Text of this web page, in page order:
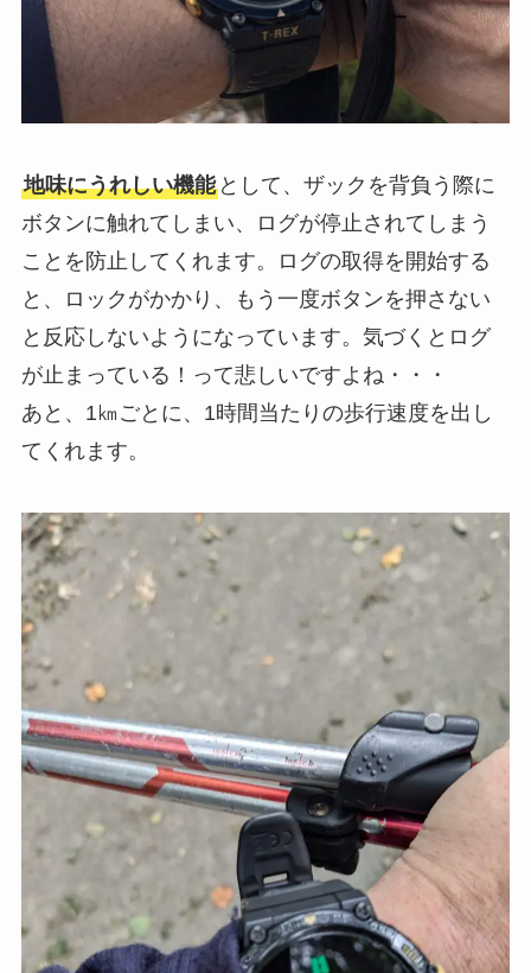
地味にうれしい機能として、ザックを背負う際に
ボタンに触れてしまい、ログが停止されてしまう
ことを防止してくれます。ログの取得を開始する
と、ロックがかかり、もう一度ボタンを押さない
と反応しないようになっています。気づくとログ
が止まっている！って悲しいですよね・・・
あと、1㎞ごとに、1時間当たりの歩行速度を出し
てくれます。